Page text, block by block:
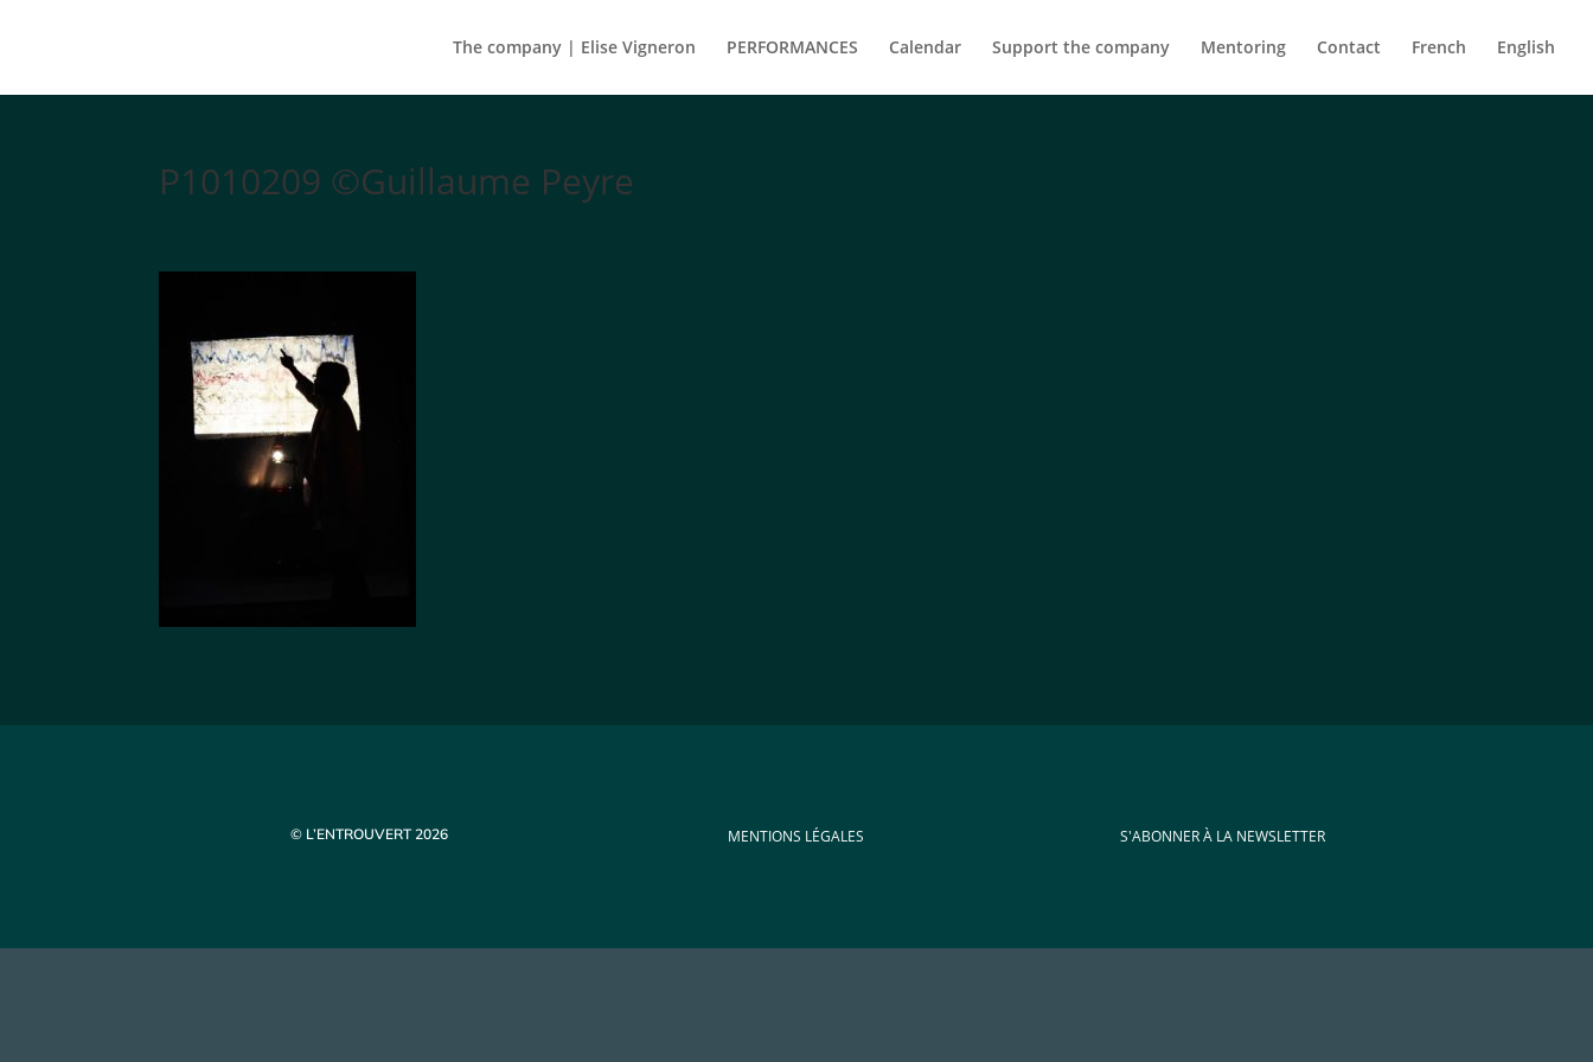
The company | Elise Vigneron PERFORMANCES Calendar Support the company Mentoring Contact French English
P1010209 ©Guillaume Peyre
© L’ENTROUVERT 2026 MENTIONS LÉGALES S'ABONNER À LA NEWSLETTER